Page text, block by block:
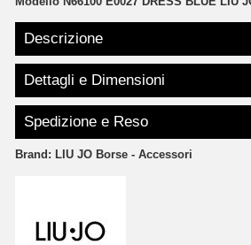
Descrizione
Dettagli e Dimensioni
Spedizione e Reso
Brand: LIU JO Borse - Accessori